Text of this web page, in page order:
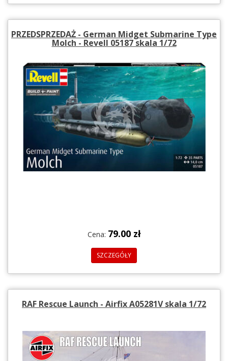
PRZEDSPRZEDAŻ - German Midget Submarine Type
Molch - Revell 05187 skala 1/72
Cena: 79.00 zł
SZCZEGÓŁY
RAF Rescue Launch - Airfix A05281V skala 1/72